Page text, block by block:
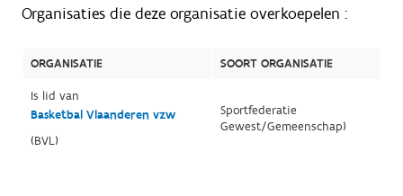
Organisaties die deze organisatie overkoepelen :
ORGANISATIE
SOORT ORGANISATIE
Is lid van
Basketbal Vlaanderen vzw
(BVL)
Sportfederatie
Gewest/Gemeenschap)